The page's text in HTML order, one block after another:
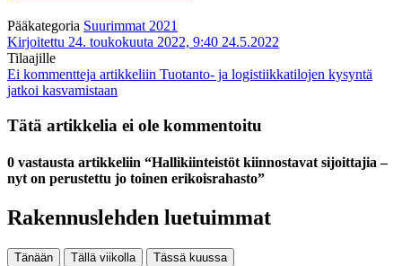
Pääkategoria Suurimmat 2021
Kirjoitettu 24. toukokuuta 2022, 9:40 24.5.2022
Tilaajille
Ei kommentteja artikkeliin Tuotanto- ja logistiikkatilojen kysyntä
jatkoi kasvamistaan
Tätä artikkelia ei ole kommentoitu
0 vastausta artikkeliin “Hallikiinteistöt kiinnostavat sijoittajia –
nyt on perustettu jo toinen erikoisrahasto”
Rakennuslehden luetuimmat
Tänään Tällä viikolla Tässä kuussa